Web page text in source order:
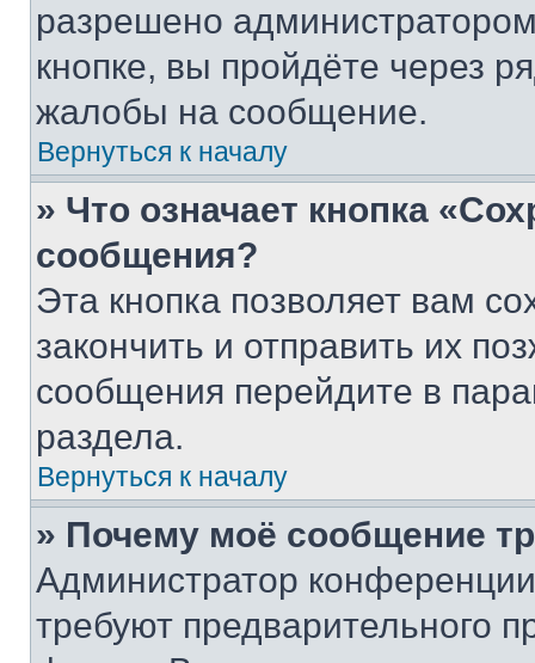
разрешено
кнопке, вы пройдёте через
жалобы на сообщение.
Вернуться к началу
» Что означает кнопка
сообщения?
Эта кнопка позволяет вам
закончить и отправить их
сообщения перейдите в
раздела.
Вернуться к началу
» Почему моё сообщение
Администратор
требуют предварительного